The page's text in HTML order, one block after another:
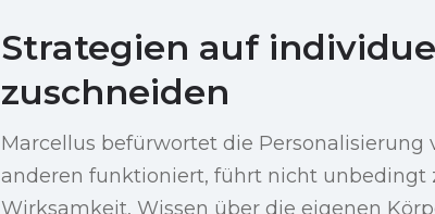
Strategien auf
zuschneiden
Marcellus befürwortet die Personalisierung
anderen funktioniert, führt nicht unbedingt
Wirksamkeit, Wissen über die eigenen